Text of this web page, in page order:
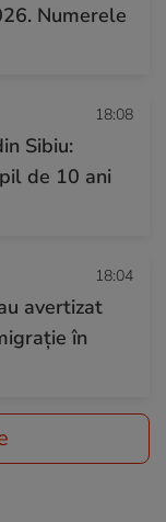
Numerele
18:08
Sibiu:
de 10 ani
18:04
avertizat
în